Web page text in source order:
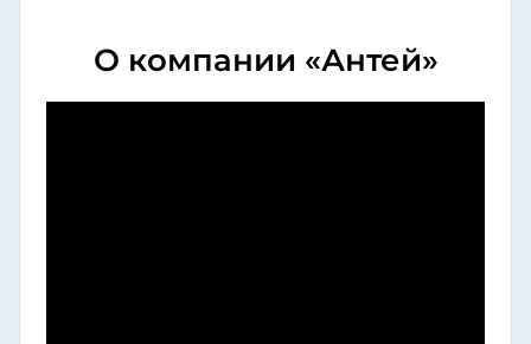
О компании «Антей»